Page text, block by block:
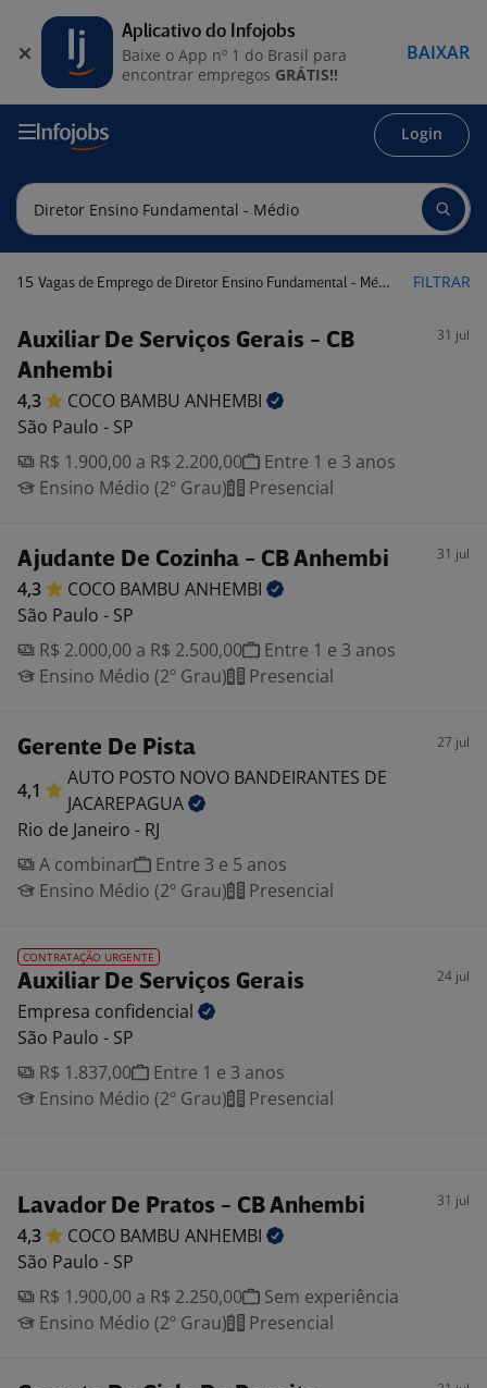
Login
15 Vagas de Emprego de Diretor Ensino Fundamental - Médio FILTRAR
Auxiliar De Serviços Gerais - CB
Anhembi
31 jul
4,3 COCO BAMBU ANHEMBI
São Paulo - SP
R$ 1.900,00 a R$ 2.200,00
Entre 1 e 3 anos
Ensino Médio (2º Grau)
Presencial
Ajudante De Cozinha - CB Anhembi 31 jul
4,3 COCO BAMBU ANHEMBI
São Paulo - SP
R$ 2.000,00 a R$ 2.500,00
Entre 1 e 3 anos
Ensino Médio (2º Grau)
Presencial
Gerente De Pista 27 jul
4,1
AUTO POSTO NOVO BANDEIRANTES DE
JACAREPAGUA
Rio de Janeiro - RJ
A combinar
Entre 3 e 5 anos
Ensino Médio (2º Grau)
Presencial
CONTRATAÇÃO URGENTE
Auxiliar De Serviços Gerais 24 jul
Empresa confidencial
São Paulo - SP
R$ 1.837,00
Entre 1 e 3 anos
Ensino Médio (2º Grau)
Presencial
Lavador De Pratos - CB Anhembi 31 jul
4,3 COCO BAMBU ANHEMBI
São Paulo - SP
R$ 1.900,00 a R$ 2.250,00
Sem experiência
Ensino Médio (2º Grau)
Presencial
Aplicativo do Infojobs
Baixe o App nº 1 do Brasil para
encontrar empregos GRÁTIS!!
BAIXAR